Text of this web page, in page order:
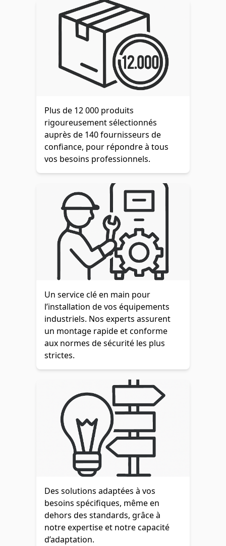
Plus de 12 000 produits
rigoureusement sélectionnés
auprès de 140 fournisseurs de
confiance, pour répondre à tous
vos besoins professionnels.
Un service clé en main pour
l’installation de vos équipements
industriels. Nos experts assurent
un montage rapide et conforme
aux normes de sécurité les plus
strictes.
Des solutions adaptées à vos
besoins spécifiques, même en
dehors des standards, grâce à
notre expertise et notre capacité
d’adaptation.